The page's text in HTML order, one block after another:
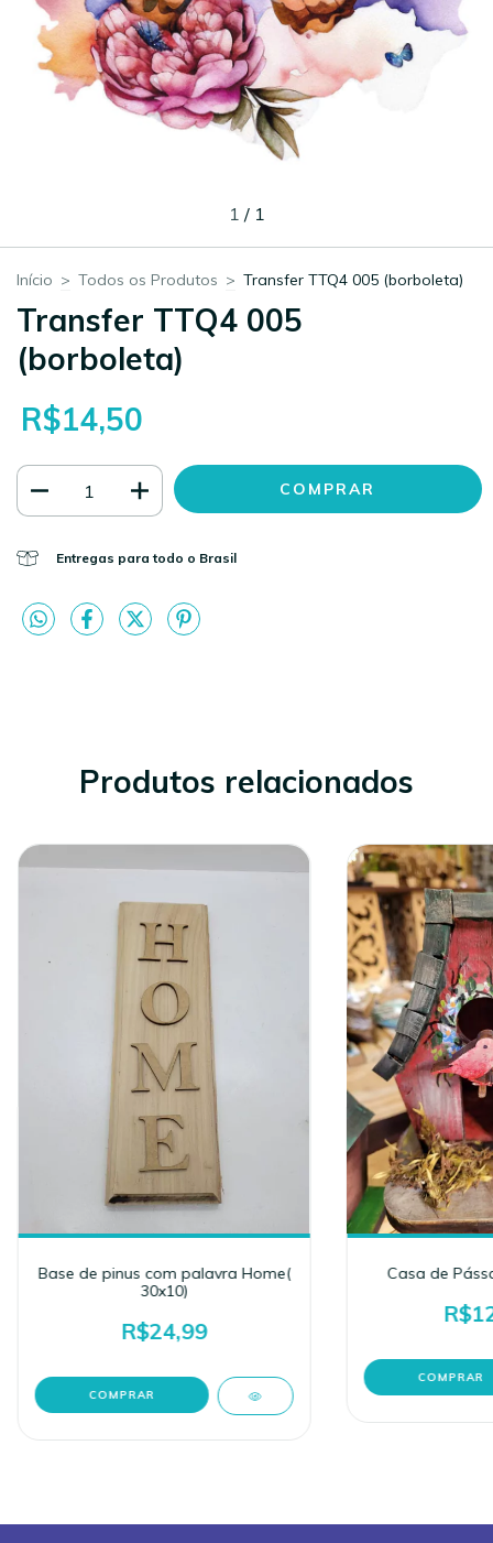
1 / 1
Início > Todos os Produtos > Transfer TTQ4 005 (borboleta)
Transfer TTQ4 005
(borboleta)
R$14,50
Entregas para todo o Brasil
Produtos relacionados
Base de pinus com palavra Home(
30x10)
R$24,99
Casa de